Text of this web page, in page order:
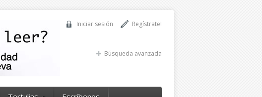
Regístrate!
Iniciar sesión
Búsqueda avanzada